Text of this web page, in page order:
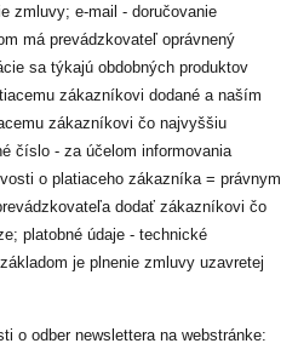
zmluvy; e-mail - doručovanie
má prevádzkovateľ oprávnený
sa týkajú obdobných produktov
zákazníkovi dodané a naším
zákazníkovi čo najvyššiu
číslo - za účelom informovania
o platiaceho zákazníka = právnym
dodať zákazníkovi čo
platobné údaje - technické
je plnenie zmluvy uzavretej
o odber newslettera na webstránke: